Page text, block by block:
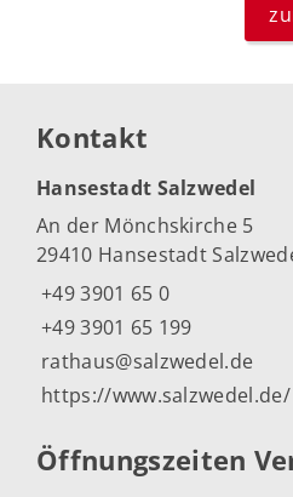
Kontakt
Hansestadt Salzwedel
An der Mönchskirche 5
29410 Hansestadt
+49 3901 65 0
+49 3901 65 199
rathaus@salzwedel.de
https://www.salzwedel.de/
Öffnungszeiten